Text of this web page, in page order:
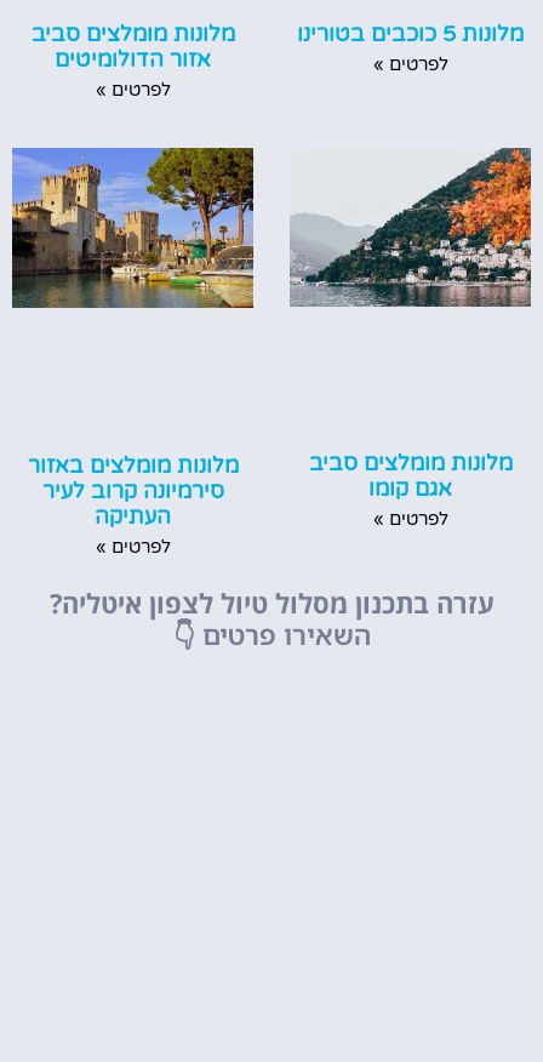
מלונות 5 כוכבים בטורינו
לפרטים »
מלונות מומלצים סביב
אזור הדולומיטים
לפרטים »
מלונות מומלצים סביב
אגם קומו
לפרטים »
מלונות מומלצים באזור
סירמיונה קרוב לעיר
העתיקה
לפרטים »
עזרה בתכנון מסלול טיול לצפון איטליה?
השאירו פרטים 👇